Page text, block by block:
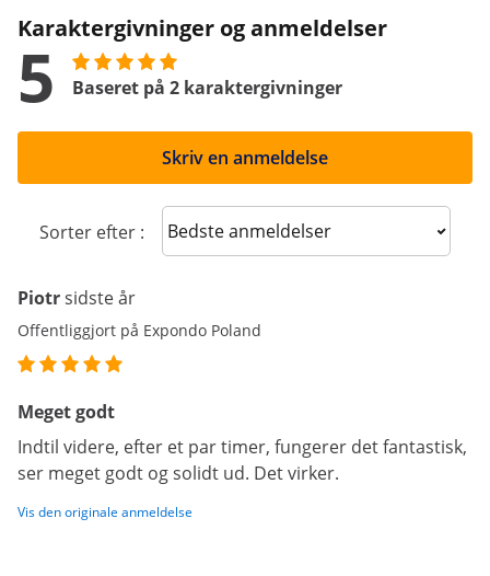
Karaktergivninger og anmeldelser
5 Baseret på 2 karaktergivninger
Skriv en anmeldelse
Sorter efter : Sort reviews
Piotrsidste år
Offentliggjort på Expondo Poland
Meget godt
Indtil videre, efter et par timer, fungerer det fantastisk,
ser meget godt og solidt ud. Det virker.
Vis den originale anmeldelse